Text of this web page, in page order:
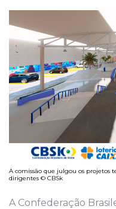
A comissão que julgou os projetos
dirigentes © CBSk
A Confederação